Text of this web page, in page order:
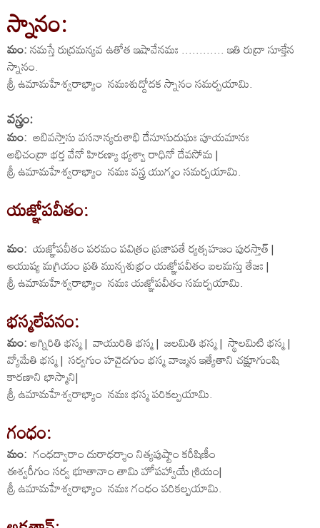
స్నానం:
మం:నమస్తే రుద్రమన్యవ ఉతోత ఇషావేనమః ............ ఇతి రుద్రా సూక్తేన
స్నానం.
శ్రీ ఉమామహేశ్వరాభ్యాం నమఃశుద్దోదక స్నానం సమర్పయామి.
వస్త్రం:
మం: అబివస్తాసు వసనాన్యరుశాభి దేనూసుదుఘః పూయమానః
అభిచంద్రా భర్త వేనో హిరణ్యా భ్యశ్వా రాధినో దేవసోమ |
శ్రీ ఉమామహేశ్వరాభ్యాం నమః వస్త్ర యుగ్మం సమర్పయామి.
యజ్ఞోపవీతం:
మం: యజ్ఞోపవీతం పరమం పవిత్రం ప్రజాపతే ర్యత్సహజం పురస్తాత్ |
ఆయుష్య మగ్రియం ప్రతి మున్చశుభ్రం యజ్ఞోపవీతం బలమస్తు తేజః |
శ్రీ ఉమామహేశ్వరాభ్యాం నమః యజ్ఞోపవీతం సమర్పయామి.
భస్మలేపనం:
మం:అగ్నిరితి భస్మ | వాయురితి భస్మ | జలమితి భస్మ | స్థాలమిటి భస్మ |
వ్యోమేతి భస్మ | సర్వగుం హవైదగుం భస్మ వాజ్మన ఇత్యేతాని చక్షూగుంషి
కారణాని భాస్మాని|
శ్రీ ఉమామహేశ్వరాభ్యాం నమః భస్మ పరికల్పయామి.
గంధం:
మం: గంధద్వారాం దురాధర్శాం నిత్యపుష్టాం కరీషిణీం
ఈశ్వరీగుం సర్వ భూతానాం తామి హోపహ్వాయే శ్రియం|
శ్రీ ఉమామహేశ్వరాభ్యాం నమః గంధం పరికల్పయామి.